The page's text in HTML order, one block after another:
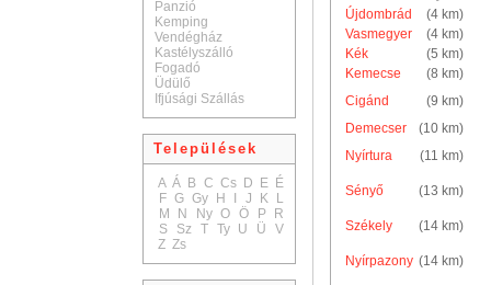
Panzió
Kemping
Vendégház
Kastélyszálló
Fogadó
Üdülő
Ifjúsági Szállás
Települések
A Á B C Cs D E É
F G Gy H J K
L
M
N Ny O Ö P
R
S
Sz T Ty U Ü
V
Z Zs
Újdombrád
(4 km)
Vasmegyer
(4 km)
Kék
(5 km)
Kemecse
(8 km)
Cigánd
(9 km)
Demecser
(10 km)
Nyírtura
(11 km)
Sényő (13 km)
Székely (14 km)
Nyírpazony (14 km)